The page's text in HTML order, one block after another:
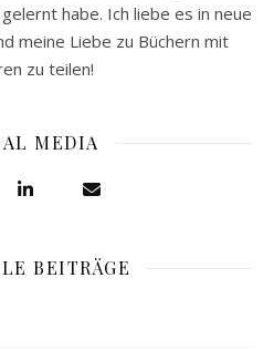
habe. Ich liebe es in neue
meine Liebe zu Büchern mit
zu teilen!
MEDIA
BEITRÄGE